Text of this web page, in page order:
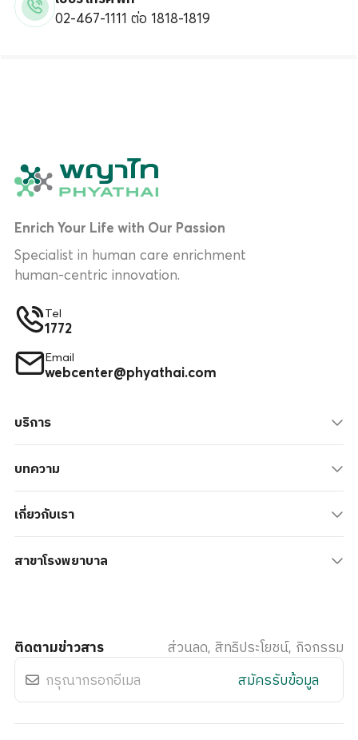
02-467-1111 ต่อ 1818-1819
Enrich Your Life with Our Passion
Specialist in human care enrichment
human-centric innovation.
Tel
1772
Email
webcenter@phyathai.com
บริการ
บทความ
เกี่ยวกับเรา
สาขาโรงพยาบาล
ติดตามข่าวสาร
ส่วนลด, สิทธิประโยชน์, กิจกรรม
สมัครรับข้อมูล